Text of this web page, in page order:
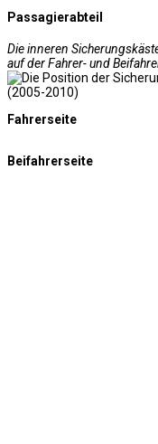
Passagierabteil
Die inneren
auf der Fahrer- und
Fahrerseite
Beifahrerseite